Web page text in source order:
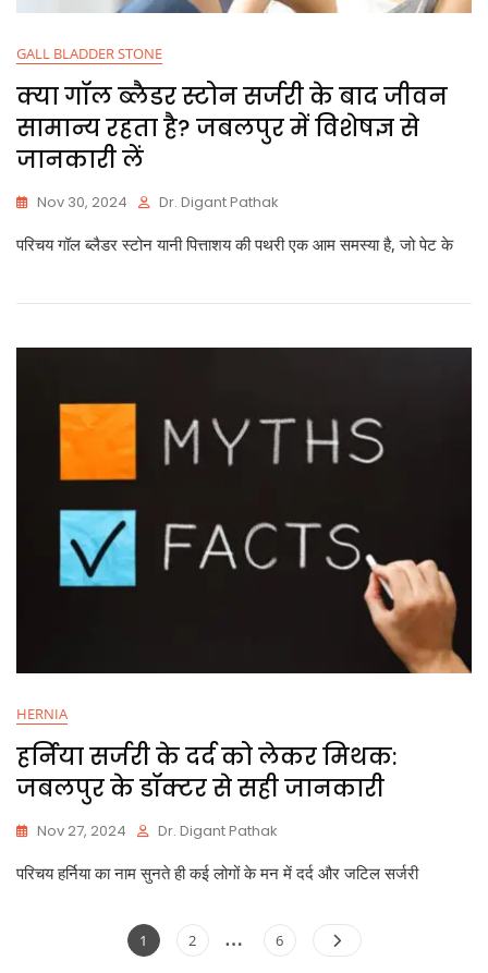
GALL BLADDER STONE
क्या गॉल ब्लैडर स्टोन सर्जरी के बाद जीवन
सामान्य रहता है? जबलपुर में विशेषज्ञ से
जानकारी लें
Nov 30, 2024 Dr. Digant Pathak
परिचय गॉल ब्लैडर स्टोन यानी पित्ताशय की पथरी एक आम समस्या है, जो पेट के
HERNIA
हर्निया सर्जरी के दर्द को लेकर मिथक:
जबलपुर के डॉक्टर से सही जानकारी
Nov 27, 2024 Dr. Digant Pathak
परिचय हर्निया का नाम सुनते ही कई लोगों के मन में दर्द और जटिल सर्जरी
1 2 … 6